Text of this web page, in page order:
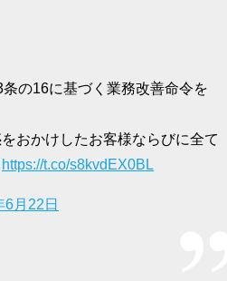
の16に基づく業務改善命令を
おかけしたお客様ならびに全て
https://t.co/s8kvdEX0BL
6月22日